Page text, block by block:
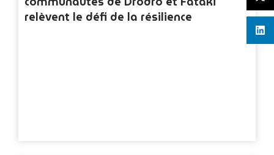
relèvent le défi de la résilience